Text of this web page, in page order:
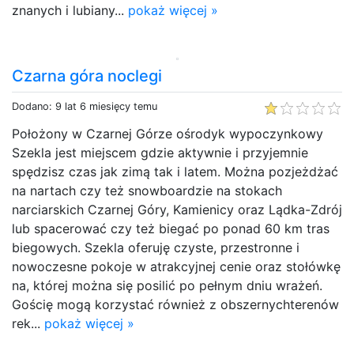
znanych i lubiany... pokaż więcej »
Czarna góra noclegi
Dodano: 9 lat 6 miesięcy temu
Położony w Czarnej Górze ośrodyk wypoczynkowy
Szekla jest miejscem gdzie aktywnie i przyjemnie
spędzisz czas jak zimą tak i latem. Można pozjeżdżać
na nartach czy też snowboardzie na stokach
narciarskich Czarnej Góry, Kamienicy oraz Lądka-Zdrój
lub spacerować czy też biegać po ponad 60 km tras
biegowych. Szekla oferuję czyste, przestronne i
nowoczesne pokoje w atrakcyjnej cenie oraz stołówkę
na, której można się posilić po pełnym dniu wrażeń.
Gościę mogą korzystać również z obszernychterenów
rek... pokaż więcej »